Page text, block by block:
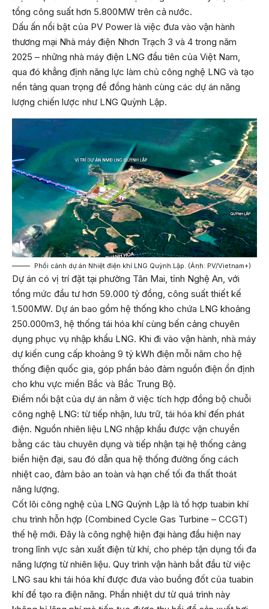
tổng công suất hơn 5.800MW trên cả nước.
Dấu ấn nổi bật của PV Power là việc đưa vào vận hành
thương mại Nhà máy điện Nhơn Trạch 3 và 4 trong năm
2025 – những nhà máy điện LNG đầu tiên của Việt Nam,
qua đó khẳng định năng lực làm chủ công nghệ LNG và tạo
nền tảng quan trọng để đồng hành cùng các dự án năng
lượng chiến lược như LNG Quỳnh Lập.
Phối cảnh dự án Nhiệt điện khí LNG Quỳnh Lập. (Ảnh: PV/Vietnam+)
Dự án có vị trí đặt tại phường Tân Mai, tỉnh Nghệ An, với
tổng mức đầu tư hơn 59.000 tỷ đồng, công suất thiết kế
1.500MW. Dự án bao gồm hệ thống kho chứa LNG khoảng
250.000m3, hệ thống tái hóa khí cùng bến cảng chuyên
dụng phục vụ nhập khẩu LNG. Khi đi vào vận hành, nhà máy
dự kiến cung cấp khoảng 9 tỷ kWh điện mỗi năm cho hệ
thống điện quốc gia, góp phần bảo đảm nguồn điện ổn định
cho khu vực miền Bắc và Bắc Trung Bộ.
Điểm nổi bật của dự án nằm ở việc tích hợp đồng bộ chuỗi
công nghệ LNG: từ tiếp nhận, lưu trữ, tái hóa khí đến phát
điện. Nguồn nhiên liệu LNG nhập khẩu được vận chuyển
bằng các tàu chuyên dụng và tiếp nhận tại hệ thống cảng
biển hiện đại, sau đó dẫn qua hệ thống đường ống cách
nhiệt cao, đảm bảo an toàn và hạn chế tối đa thất thoát
năng lượng.
Cốt lõi công nghệ của LNG Quỳnh Lập là tổ hợp tuabin khí
chu trình hỗn hợp (Combined Cycle Gas Turbine – CCGT)
thế hệ mới. Đây là công nghệ hiện đại hàng đầu hiện nay
trong lĩnh vực sản xuất điện từ khí, cho phép tận dụng tối đa
năng lượng từ nhiên liệu. Quy trình vận hành bắt đầu từ việc
LNG sau khi tái hóa khí được đưa vào buồng đốt của tuabin
khí để tạo ra điện năng. Phần nhiệt dư từ quá trình này